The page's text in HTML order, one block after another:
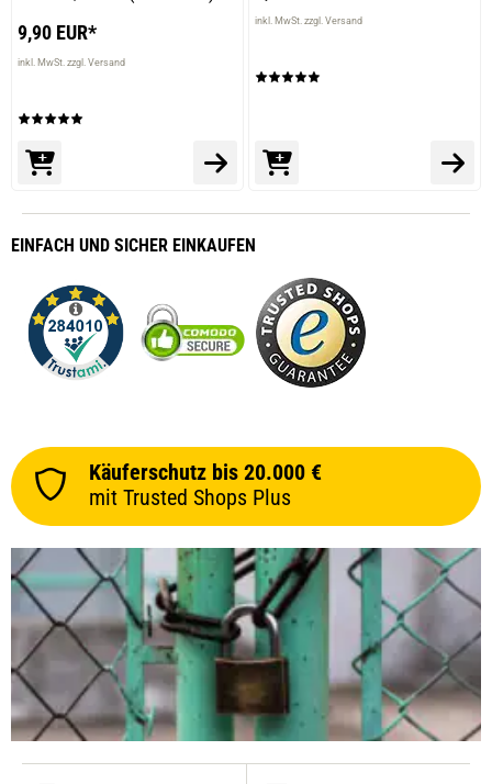
prev
9,90 EUR*
inkl. MwSt. zzgl. Versand
inkl. MwSt. zzgl. Versand
EINFACH UND SICHER EINKAUFEN
Käuferschutz bis 20.000 €
mit Trusted Shops Plus